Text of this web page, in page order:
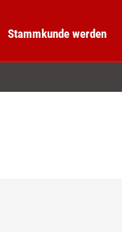
Stammkunde werden